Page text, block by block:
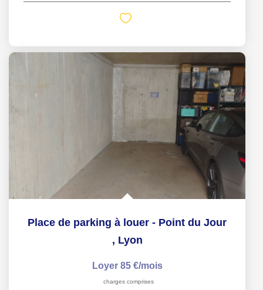
Place de parking à louer - Point du Jour
, Lyon
Loyer 85 €/mois
charges comprises